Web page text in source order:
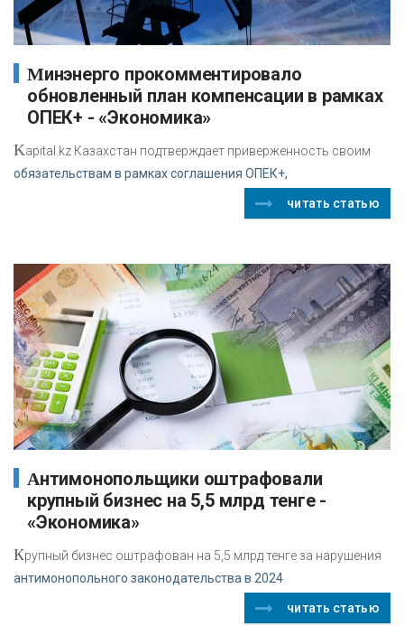
Минэнерго прокомментировало
обновленный план компенсации в рамках
ОПЕК+ - «Экономика»
Kapital.kz Казахстан подтверждает приверженность своим
обязательствам в рамках соглашения ОПЕК+,
читать статью
Антимонопольщики оштрафовали
крупный бизнес на 5,5 млрд тенге -
«Экономика»
Крупный бизнес оштрафован на 5,5 млрд тенге за нарушения
антимонопольного законодательства в 2024
читать статью